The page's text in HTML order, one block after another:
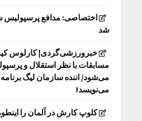
اختصاصی: مدافع پرسپولیس
شد
خبرورزشی‌گردی| کارلوس
مسابقات با نظر استقلال و
می‌شود/ اننده سازمان لیگ برنامه
می‌نویسد!
کلوپ کارش در آلمان را